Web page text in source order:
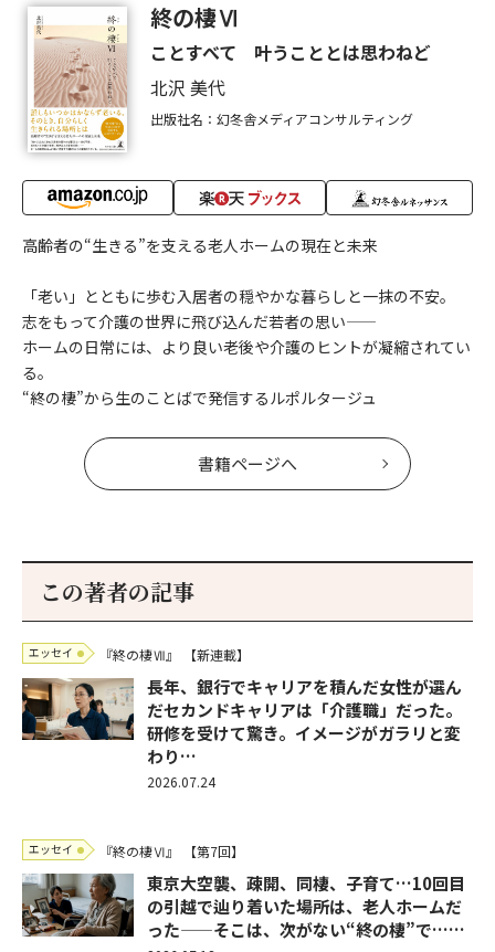
終の棲Ⅵ
ことすべて 叶うこととは思わねど
北沢 美代
出版社名：幻冬舎メディアコンサルティング
高齢者の“生きる”を支える老人ホームの現在と未来
「老い」とともに歩む入居者の穏やかな暮らしと一抹の不安。
志をもって介護の世界に飛び込んだ若者の思い――
ホームの日常には、より良い老後や介護のヒントが凝縮されてい
る。
“終の棲”から生のことばで発信するルポルタージュ
書籍ページへ
この著者の記事
エッセイ 『終の棲Ⅶ』 【新連載】
長年、銀行でキャリアを積んだ女性が選ん
だセカンドキャリアは「介護職」だった。
研修を受けて驚き。イメージがガラリと変
わり…
2026.07.24
エッセイ 『終の棲Ⅵ』 【第7回】
東京大空襲、疎開、同棲、子育て…10回目
の引越で辿り着いた場所は、老人ホームだ
った——そこは、次がない“終の棲”で……